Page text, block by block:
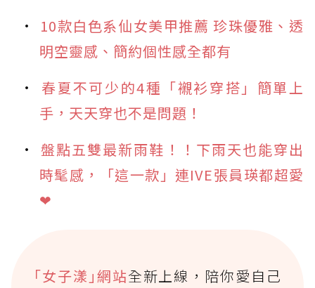
10款白色系仙女美甲推薦 珍珠優雅、透
明空靈感、簡約個性感全都有
春夏不可少的4種「襯衫穿搭」簡單上
手，天天穿也不是問題！
盤點五雙最新雨鞋！！下雨天也能穿出
時髦感，「這一款」連IVE張員瑛都超愛
❤
｢女子漾｣網站全新上線，陪你愛自己